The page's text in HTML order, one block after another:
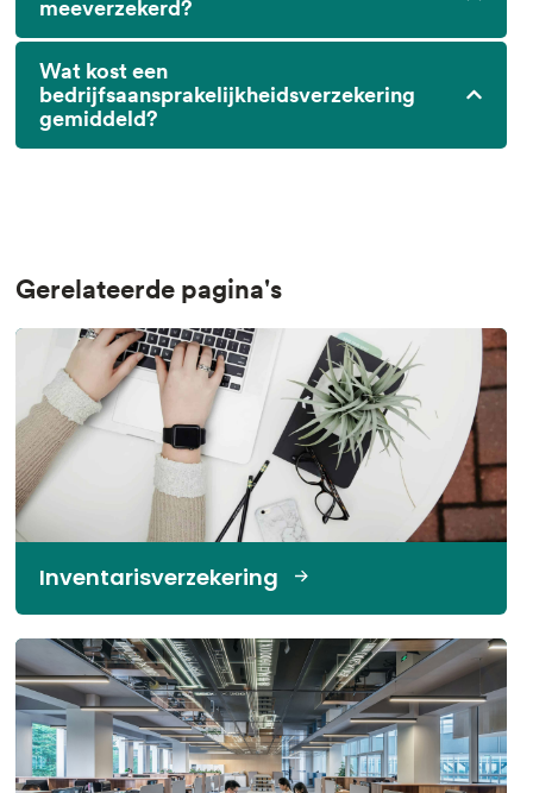
meeverzekerd?
Wat kost een
bedrijfsaansprakelijkheidsverzekering
gemiddeld?
Gerelateerde pagina's
Inventarisverzekering